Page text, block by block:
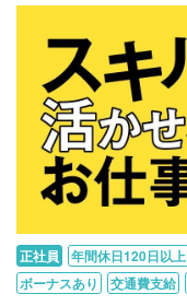
正社員 年間休日120日以上
ボーナスあり
交通費支給